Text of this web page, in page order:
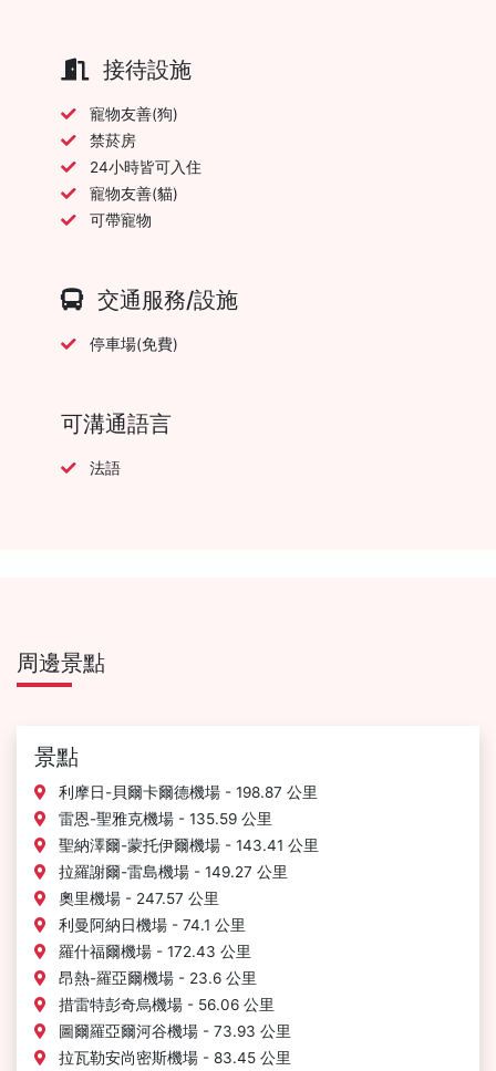
接待設施
寵物友善(狗)
禁菸房
24小時皆可入住
寵物友善(貓)
可帶寵物
交通服務/設施
停車場(免費)
可溝通語言
法語
周邊景點
景點
利摩日-貝爾卡爾德機場 - 198.87 公里
雷恩-聖雅克機場 - 135.59 公里
聖納澤爾-蒙托伊爾機場 - 143.41 公里
拉羅謝爾-雷島機場 - 149.27 公里
奧里機場 - 247.57 公里
利曼阿納日機場 - 74.1 公里
羅什福爾機場 - 172.43 公里
昂熱-羅亞爾機場 - 23.6 公里
措雷特彭奇烏機場 - 56.06 公里
圖爾羅亞爾河谷機場 - 73.93 公里
拉瓦勒安尚密斯機場 - 83.45 公里